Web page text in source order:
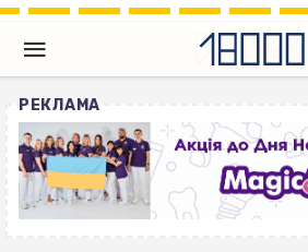
РЕКЛАМА